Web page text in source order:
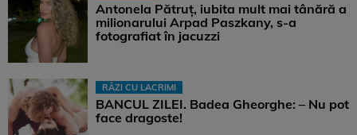
Antonela Pătruț, iubita mult mai tânără a
milionarului Arpad Paszkany, s-a
fotografiat în jacuzzi
RÂZI CU LACRIMI
BANCUL ZILEI. Badea Gheorghe: – Nu pot
face dragoste!